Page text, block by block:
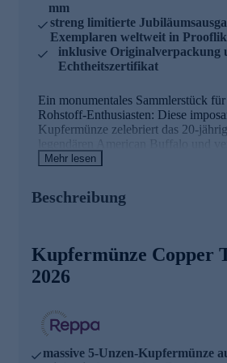
mm
streng limitierte
Exemplaren weltweit in
inklusive Originalverpackung
Echtheitszertifikat
Ein monumentales Sammlerstück
Rohstoff-Enthusiasten: Diese
Kupfermünze zelebriert das 20-
legendären American Buffalo und
Tradition mit modernem Investment-
groß wie klassische Anlagemünzen.
gestalteten Fell lassen sich selbst
mit bloßem Auge hervorragend
den majestätischen
"Investor's Copper Titans" trägt. Ein
ist das offizielle Jubiläums-
eindeutig als limitierte
Mehr lesen
Beschreibung
Kupfermünze Copper
2026
massive 5-Unzen-Kupfermünze